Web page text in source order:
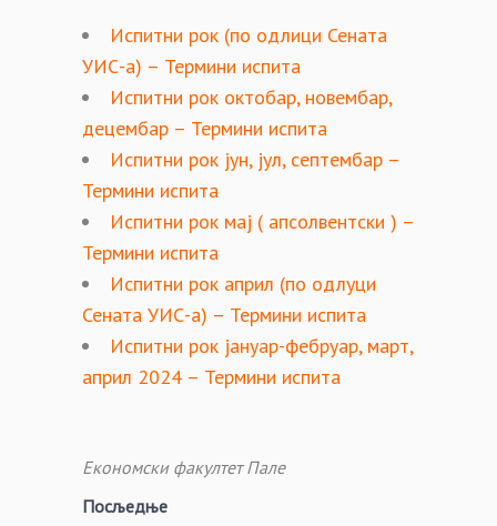
Испитни рок (по одлици Сената
УИС-а) – Термини испита
Испитни рок октобар, новембар,
децембар – Термини испита
Испитни рок јун, јул, септембар –
Термини испита
Испитни рок мај ( апсолвентски ) –
Термини испита
Испитни рок април (по одлуци
Сената УИС-а) – Термини испита
Испитни рок јануар-фебруар, март,
април 2024 – Термини испита
Економски факултет Пале
Посљедње